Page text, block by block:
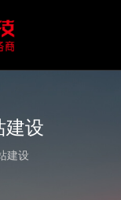
建设
建设